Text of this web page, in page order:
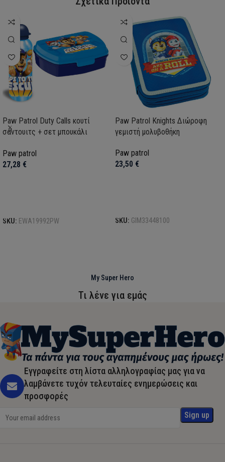
Paw Patrol Duty Calls κουτί
σάντουιτς + σετ μπουκάλι
Paw patrol
27,28 €
SKU: EWA19992PW
Paw Patrol Knights Διώροφη
γεμιστή μολυβοθήκη
Paw patrol
23,50 €
SKU: GIM33448100
My Super Hero
Τι λένε για εμάς
Εγγραφείτε στη λίστα αλληλογραφίας μας για να
λαμβάνετε τυχόν τελευταίες ενημερώσεις και
προσφορές